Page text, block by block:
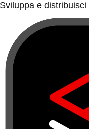
Sviluppa e